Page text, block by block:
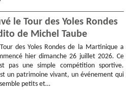
le Tour des Yoles Rondes
de Michel Taube
des Yoles Rondes de la Martinique a
hier dimanche 26 juillet 2026. Ce
pas une simple compétition sportive.
un patrimoine vivant, un événement qui
petits et…